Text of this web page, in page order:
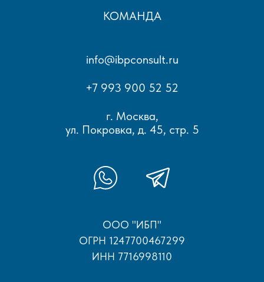
ООО "ИБП"
ОГРН 1247700467299
ИНН 7716998110
+7 993 900 52 52
г. Москва,
ул. Покровка, д. 45, стр. 5
info@ibpconsult.ru
КОМАНДА